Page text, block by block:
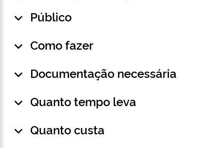
Público
Como fazer
Documentação necessária
Quanto tempo leva
Quanto custa